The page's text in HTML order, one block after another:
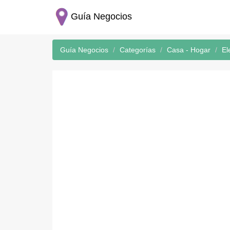
Guía Negocios
Guía Negocios Categorías Casa - Hogar